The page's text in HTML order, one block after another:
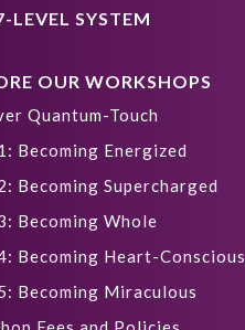
LEVEL SYSTEM
OUR WORKSHOPS
Quantum-Touch
Becoming Energized
Becoming Supercharged
Becoming Whole
Becoming Heart-Conscious
Becoming Miraculous